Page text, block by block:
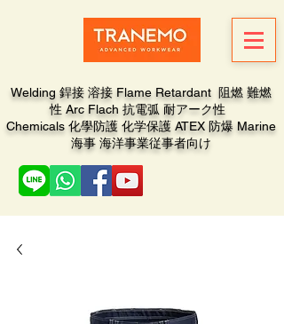
Welding 銲接 溶接 Flame Retardant 阻燃 難燃
性 Arc Flach 抗電弧 耐アーク性
Chemicals 化學防護 化学保護 ATEX 防爆 Marine
海事 海洋事業従事者向け